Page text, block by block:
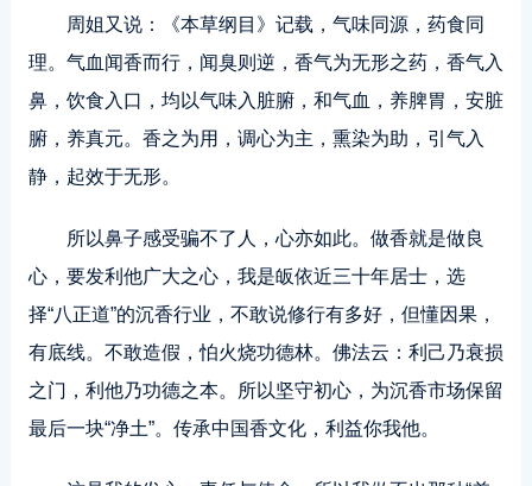
周姐又说：《本草纲目》记载，气味同源，药食同
理。气血闻香而行，闻臭则逆，香气为无形之药，香气入
鼻，饮食入口，均以气味入脏腑，和气血，养脾胃，安脏
腑，养真元。香之为用，调心为主，熏染为助，引气入
静，起效于无形。
所以鼻子感受骗不了人，心亦如此。做香就是做良
心，要发利他广大之心，我是皈依近三十年居士，选
择“八正道”的沉香行业，不敢说修行有多好，但懂因果，
有底线。不敢造假，怕火烧功德林。佛法云：利己乃衰损
之门，利他乃功德之本。所以坚守初心，为沉香市场保留
最后一块“净土”。传承中国香文化，利益你我他。